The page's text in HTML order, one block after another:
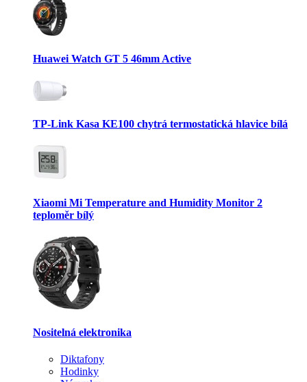
Huawei Watch GT 5 46mm Active
TP-Link Kasa KE100 chytrá termostatická hlavice bílá
Xiaomi Mi Temperature and Humidity Monitor 2
teploměr bílý
Nositelná elektronika
Diktafony
Hodinky